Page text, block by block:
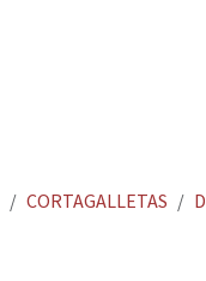
CORTAGALLETAS